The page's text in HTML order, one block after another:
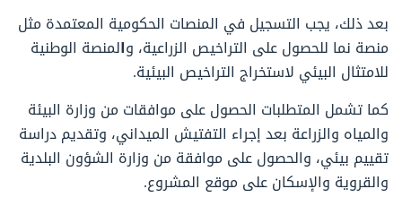
بعد ذلك، يجب التسجيل في المنصات الحكومية المعتمدة مثل
منصة نما للحصول على التراخيص الزراعية، والمنصة الوطنية
للامتثال البيئي لاستخراج التراخيص البيئية.
كما تشمل المتطلبات الحصول على موافقات من وزارة البيئة
والمياه والزراعة بعد إجراء التفتيش الميداني، وتقديم دراسة
تقييم بيئي، والحصول على موافقة من وزارة الشؤون البلدية
والقروية والإسكان على موقع المشروع.